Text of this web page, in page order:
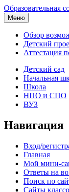
Образовательная
Меню
Обзор
Детский
Аттестация
Детский сад
Начальная
Школа
НПО и СПО
ВУЗ
Навигация
Вход/
Главная
Мой мини-
Ответы на
Поиск по
Сайты